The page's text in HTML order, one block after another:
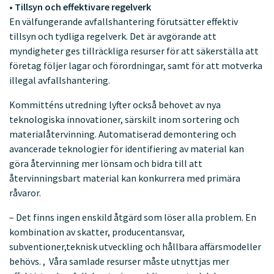
• Tillsyn och effektivare regelverk
En välfungerande avfallshantering förutsätter effektiv
tillsyn och tydliga regelverk. Det är avgörande att
myndigheter ges tillräckliga resurser för att säkerställa att
företag följer lagar och förordningar, samt för att motverka
illegal avfallshantering.
Kommitténs utredning lyfter också behovet av nya
teknologiska innovationer, särskilt inom sortering och
materialåtervinning. Automatiserad demontering och
avancerade teknologier för identifiering av material kan
göra återvinning mer lönsam och bidra till att
återvinningsbart material kan konkurrera med primära
råvaror.
– Det finns ingen enskild åtgärd som löser alla problem. En
kombination av skatter, producentansvar,
subventioner,teknisk utveckling och hållbara affärsmodeller
behövs. , Våra samlade resurser måste utnyttjas mer